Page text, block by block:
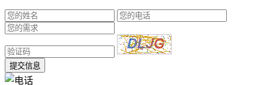
提交信息